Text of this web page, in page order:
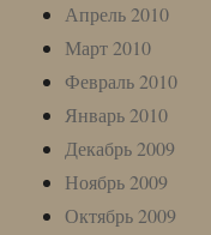
Апрель 2010
Март 2010
Февраль 2010
Январь 2010
Декабрь 2009
Ноябрь 2009
Октябрь 2009